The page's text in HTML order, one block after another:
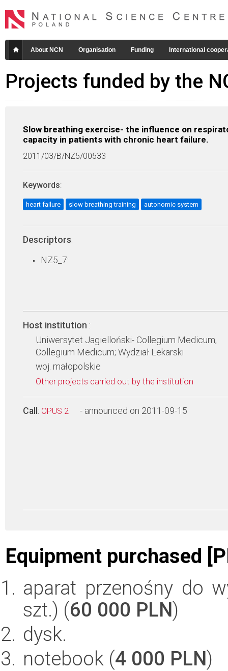
About NCN Organisation Funding International
Projects funded by the
Slow breathing exercise- the influence on
capacity in patients with chronic heart failure.
2011/03/B/NZ5/00533
Keywords:
heart failure slow breathing training autonomic system
Descriptors:
NZ5_7:
Host institution :
Uniwersytet Jagielloński- Collegium Medicum,
Collegium Medicum; Wydział Lekarski
woj. małopolskie
Other projects carried out by the institution
Call : OPUS 2 - announced on 2011-09-15
Equipment purchased
aparat przenośny do
szt.) (60 000 PLN)
dysk.
notebook (4 000 PLN)